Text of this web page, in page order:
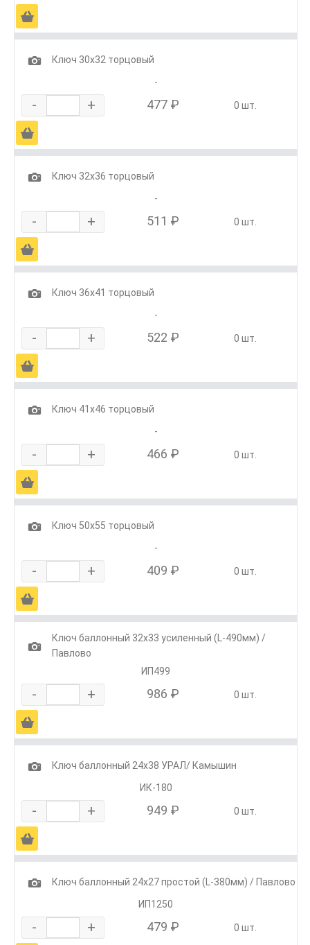
Ä
1
Ключ 30х32 торцовый
-
- + 477 ₽ 0 шт.
Ä
1
Ключ 32х36 торцовый
-
- + 511 ₽ 0 шт.
Ä
1
Ключ 36х41 торцовый
-
- + 522 ₽ 0 шт.
Ä
1
Ключ 41х46 торцовый
-
- + 466 ₽ 0 шт.
Ä
1
Ключ 50х55 торцовый
-
- + 409 ₽ 0 шт.
Ä
1
Ключ баллонный 32х33 усиленный (L-490мм) /
Павлово
ИП499
- + 986 ₽ 0 шт.
Ä
1
Ключ баллонный 24х38 УРАЛ/ Камышин
ИК-180
- + 949 ₽ 0 шт.
Ä
1
Ключ баллонный 24х27 простой (L-380мм) / Павлово
ИП1250
- + 479 ₽ 0 шт.